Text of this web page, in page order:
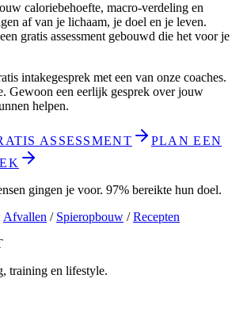
caloriebehoefte, macro-verdeling en
af van je lichaam, je doel en je leven.
gratis assessment gebouwd die het voor je
intakegesprek met een van onze coaches.
Gewoon een eerlijk gesprek over jouw
helpen.
ASSESSMENT
PLAN EEN
gingen je voor. 97% bereikte hun doel.
Afvallen / Spieropbouw / Recepten
training en lifestyle.